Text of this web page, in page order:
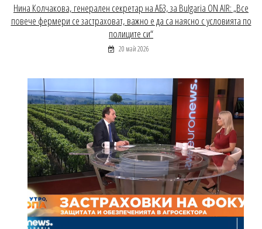
Нина Колчакова, генерален секретар на АБЗ, за Bulgaria ON AIR: „Все
повече фермери се застраховат, важно е да са наясно с условията по
полиците си“
20 май 2026